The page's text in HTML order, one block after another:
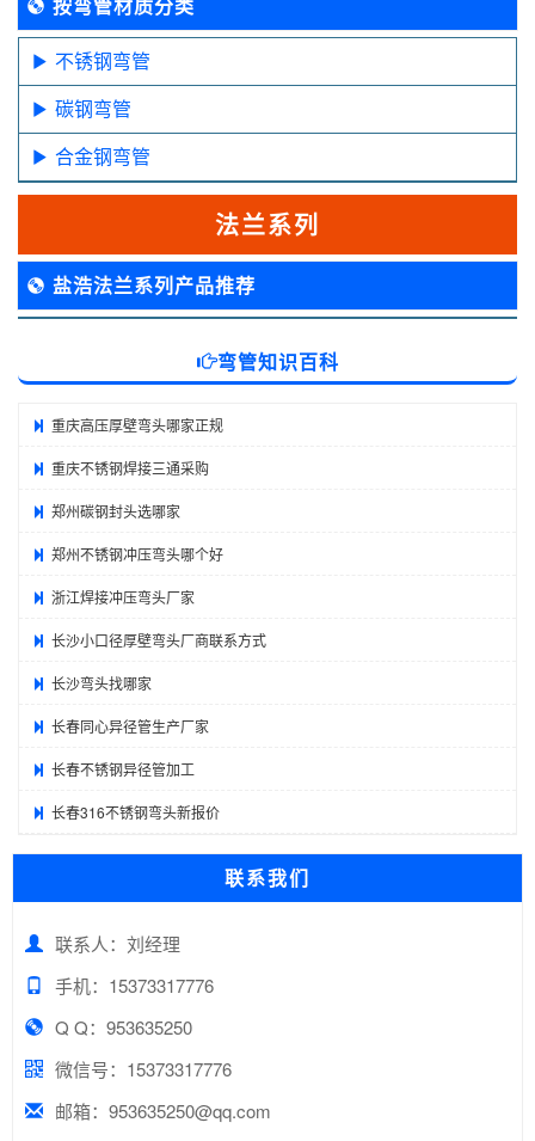
不锈钢弯管
碳钢弯管
合金钢弯管
法兰系列
盐浩法兰系列产品推荐
弯管知识百科
重庆高压厚壁弯头哪家正规
重庆不锈钢焊接三通采购
郑州碳钢封头选哪家
郑州不锈钢冲压弯头哪个好
浙江焊接冲压弯头厂家
长沙小口径厚壁弯头厂商联系方式
长沙弯头找哪家
长春同心异径管生产厂家
长春不锈钢异径管加工
长春316不锈钢弯头新报价
联系我们
联系人：刘经理
手机：15373317776
Q Q：953635250
微信号：15373317776
邮箱：953635250@qq.com